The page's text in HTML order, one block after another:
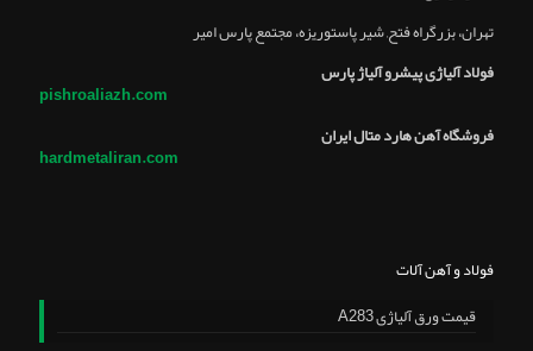
تهران، بزرگراه فتح, شير پاستوريزه، مجتمع پارس امير
فولاد آلیاژی پیشرو آلیاژ پارس
pishroaliazh.com
فروشگاه آهن هارد متال ایران
hardmetaliran.com
فولاد و آهن آلات
قیمت ورق آلیاژی A283